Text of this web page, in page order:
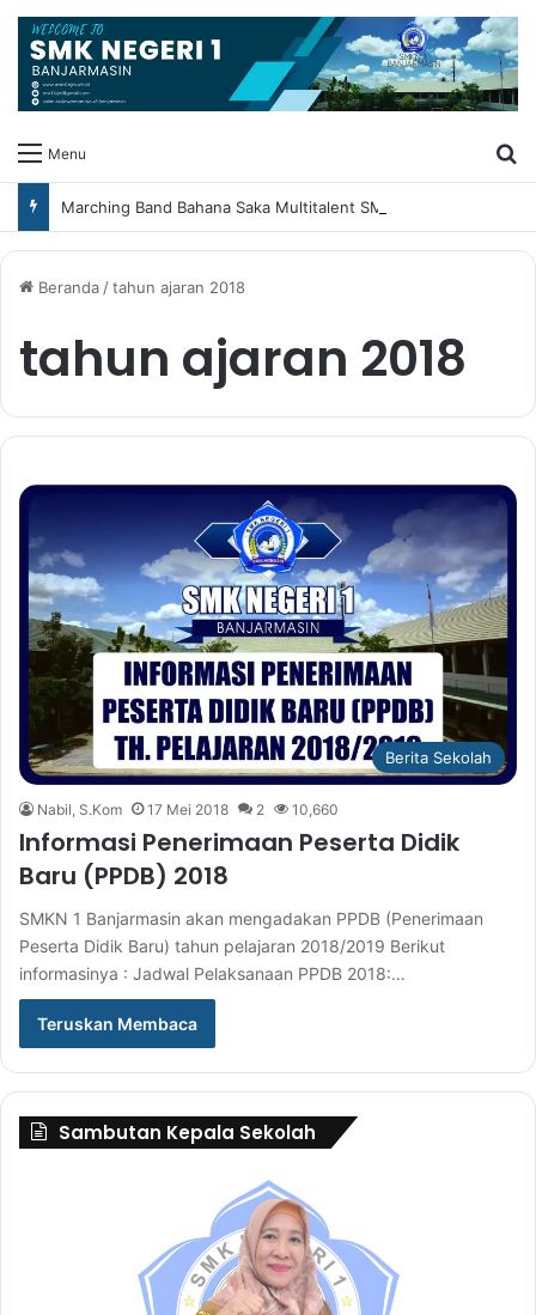
Menu
Beranda/tahun ajaran 2018
tahun ajaran 2018
Berita Sekolah
Nabil, S.Kom 17 Mei 2018 2 10,660
Informasi Penerimaan Peserta Didik
Baru (PPDB) 2018
SMKN 1 Banjarmasin akan mengadakan PPDB (Penerimaan
Peserta Didik Baru) tahun pelajaran 2018/2019 Berikut
informasinya : Jadwal Pelaksanaan PPDB 2018:…
Teruskan Membaca
Sambutan Kepala Sekolah